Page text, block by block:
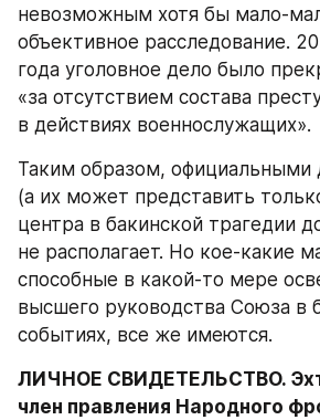
невозможным хотя бы мало-
объективное расследование. 20
года уголовное дело было
«за отсутствием состава
в действиях военнослужащих».
Таким образом, официальными
(а их может представить
центра в бакинской трагедии
не располагает. Но кое-какие
способные в какой-то мере
высшего руководства Союза в
событиях, все же имеются.
ЛИЧНОЕ СВИДЕТЕЛЬСТВО.
член правления Народного